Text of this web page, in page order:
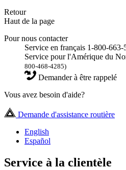
Retour
Haut de la page
Pour nous contacter
Service en français 1-800-663-
Service pour l'Amérique du
800-468-4285)
Demander à être rappelé
Vous avez besoin d'aide?
Demande d'assistance routière
English
Español
Service à la clientèle